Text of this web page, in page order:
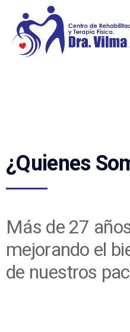
¿Quienes
Más de 27
mejorando el
de nuestros